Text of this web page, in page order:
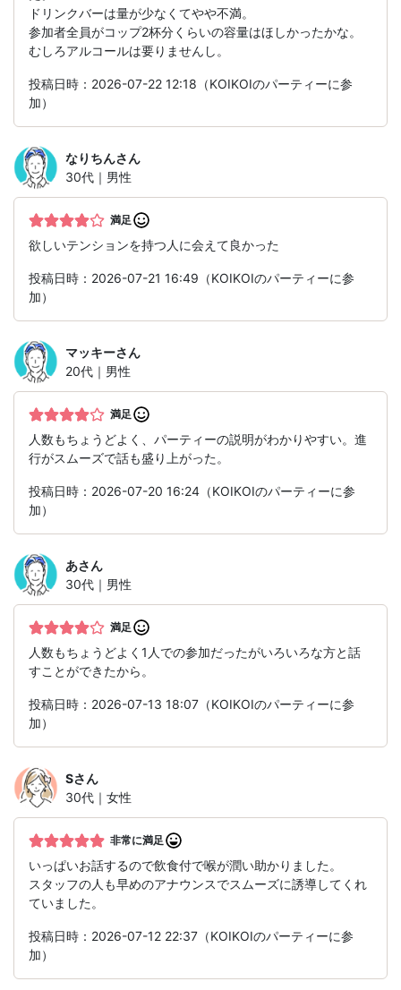
ドリンクバーは量が少なくてやや不満。
参加者全員がコップ2杯分くらいの容量はほしかったかな。
むしろアルコールは要りませんし。
投稿日時：2026-07-22 12:18（KOIKOIのパーティーに参
加）
なりちんさん
30代｜男性
満足
欲しいテンションを持つ人に会えて良かった
投稿日時：2026-07-21 16:49（KOIKOIのパーティーに参
加）
マッキーさん
20代｜男性
満足
人数もちょうどよく、パーティーの説明がわかりやすい。進
行がスムーズで話も盛り上がった。
投稿日時：2026-07-20 16:24（KOIKOIのパーティーに参
加）
あさん
30代｜男性
満足
人数もちょうどよく1人での参加だったがいろいろな方と話
すことができたから。
投稿日時：2026-07-13 18:07（KOIKOIのパーティーに参
加）
Sさん
30代｜女性
非常に満足
いっぱいお話するので飲食付で喉が潤い助かりました。
スタッフの人も早めのアナウンスでスムーズに誘導してくれ
ていました。
投稿日時：2026-07-12 22:37（KOIKOIのパーティーに参
加）